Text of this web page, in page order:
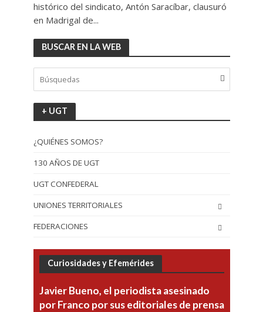
histórico del sindicato, Antón Saracíbar, clausuró
en Madrigal de...
BUSCAR EN LA WEB
+ UGT
¿QUIÉNES SOMOS?
130 AÑOS DE UGT
UGT CONFEDERAL
UNIONES TERRITORIALES
FEDERACIONES
Curiosidades y Efemérides
Javier Bueno, el periodista asesinado
por Franco por sus editoriales de prensa